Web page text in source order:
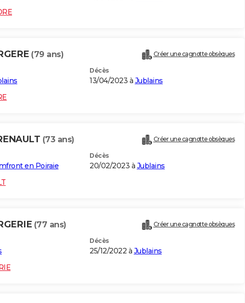
(79 ans) Créer une cagnotte obsèques
Décès
13/04/2023 à Jublains
(73 ans) Créer une cagnotte obsèques
en Poiraie
Décès
20/02/2023 à Jublains
(77 ans) Créer une cagnotte obsèques
Décès
25/12/2022 à Jublains